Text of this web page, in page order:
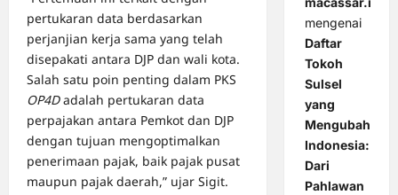
pertukaran data berdasarkan
perjanjian kerja sama yang telah
disepakati antara DJP dan wali kota.
Salah satu poin penting dalam PKS
OP4Dadalah pertukaran data
perpajakan antara Pemkot dan DJP
dengan tujuan mengoptimalkan
penerimaan pajak, baik pajak pusat
maupun pajak daerah,” ujar Sigit.
mengenai
Daftar
Tokoh
Sulsel
yang
Mengubah
Indonesia:
Dari
Pahlawan